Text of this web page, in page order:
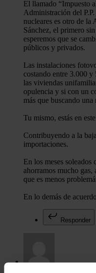
El llamado “Impuesto
Administración del
nucleares es otro de la
Sánchez, el primero
esperemos que se
públicos y privados.
Las instalaciones
costando entre 3.000
las viviendas
opulencia y si con un
más que buscando
Tu mismo, estás en
Contribuyendo a la
importaciones.
En los meses
ahorramos mucho gas,
que es menos
En lo demás de
Responder